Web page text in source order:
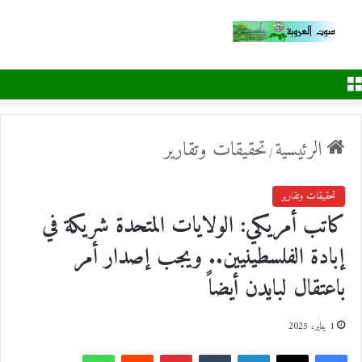
الرئيسية/تحقيقات وتقارير
تحقيقات وتقارير
كاتب أمريكي: الولايات المتحدة شريكة في
إبادة الفلسطينيين.. ويجب إصدار أمر
باعتقال لبايدن أيضاً
1 يناير، 2025